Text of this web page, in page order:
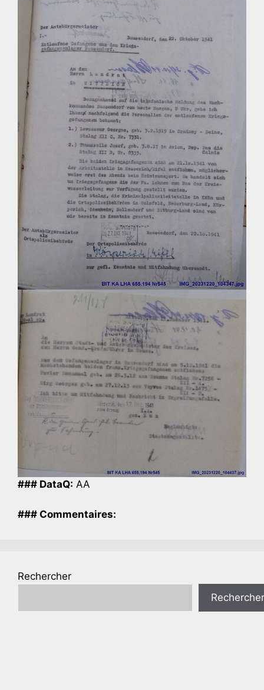
### DataQ: AA
### Commentaires:
Rechercher
Rechercher